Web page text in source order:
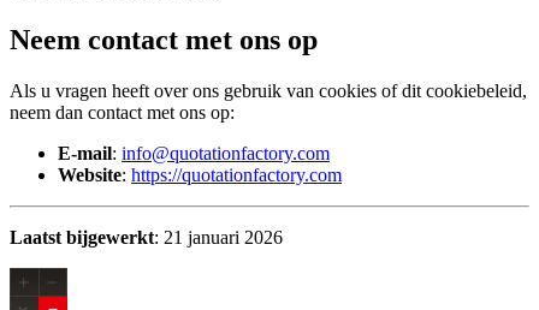
Neem contact met ons op
Als u vragen heeft over ons gebruik van cookies of dit cookiebeleid,
neem dan contact met ons op:
E-mail: info@quotationfactory.com
Website: https://quotationfactory.com
Laatst bijgewerkt: 21 januari 2026